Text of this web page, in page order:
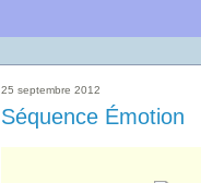
25 septembre 2012
Séquence Émotion